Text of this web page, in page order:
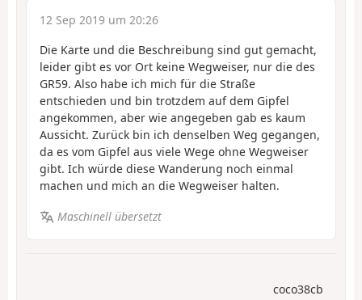
12 Sep 2019 um 20:26
Die Karte und die Beschreibung sind gut gemacht,
leider gibt es vor Ort keine Wegweiser, nur die des
GR59. Also habe ich mich für die Straße
entschieden und bin trotzdem auf dem Gipfel
angekommen, aber wie angegeben gab es kaum
Aussicht. Zurück bin ich denselben Weg gegangen,
da es vom Gipfel aus viele Wege ohne Wegweiser
gibt. Ich würde diese Wanderung noch einmal
machen und mich an die Wegweiser halten.
Maschinell übersetzt
coco38cb